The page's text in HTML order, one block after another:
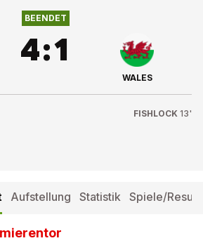
BEENDET
4:1
WALES
FISHLOCK 13'
Aufstellung Statistik Spiele/